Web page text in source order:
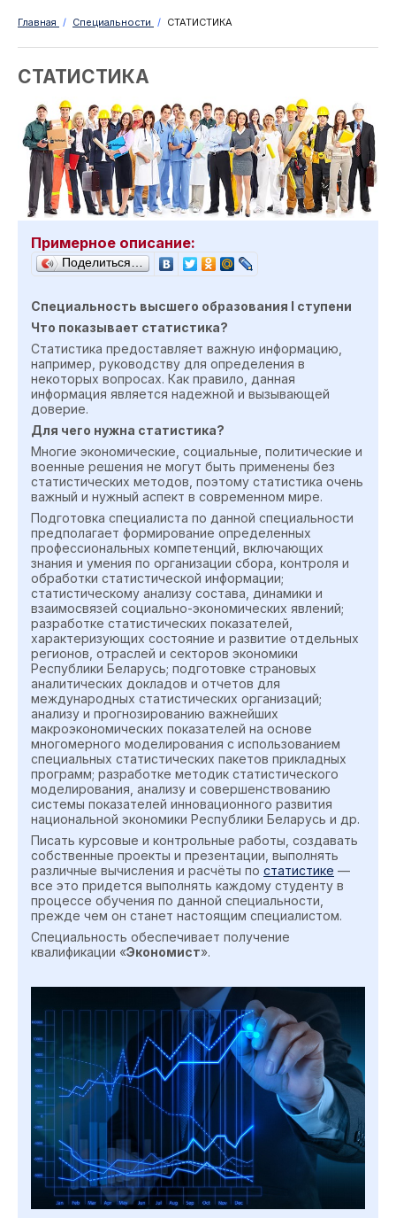
Главная / Специальности / СТАТИСТИКА
СТАТИСТИКА
Примерное описание:
Поделиться…
Специальность высшего образования I ступени
Что показывает статистика?
Статистика предоставляет важную информацию,
например, руководству для определения в
некоторых вопросах. Как правило, данная
информация является надежной и вызывающей
доверие.
Для чего нужна статистика?
Многие экономические, социальные, политические и
военные решения не могут быть применены без
статистических методов, поэтому статистика очень
важный и нужный аспект в современном мире.
Подготовка специалиста по данной специальности
предполагает формирование определенных
профессиональных компетенций, включающих
знания и умения по организации сбора, контроля и
обработки статистической информации;
статистическому анализу состава, динамики и
взаимосвязей социально-экономических явлений;
разработке статистических показателей,
характеризующих состояние и развитие отдельных
регионов, отраслей и секторов экономики
Республики Беларусь; подготовке страновых
аналитических докладов и отчетов для
международных статистических организаций;
анализу и прогнозированию важнейших
макроэкономических показателей на основе
многомерного моделирования с использованием
специальных статистических пакетов прикладных
программ; разработке методик статистического
моделирования, анализу и совершенствованию
системы показателей инновационного развития
национальной экономики Республики Беларусь и др.
Писать курсовые и контрольные работы, создавать
собственные проекты и презентации, выполнять
различные вычисления и расчёты по статистике —
все это придется выполнять каждому студенту в
процессе обучения по данной специальности,
прежде чем он станет настоящим специалистом.
Специальность обеспечивает получение
квалификации «Экономист».